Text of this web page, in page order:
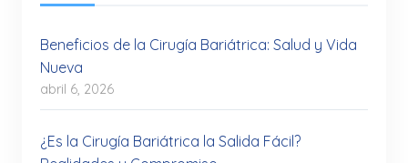
Beneficios de la Cirugía Bariátrica: Salud y Vida
Nueva
abril 6, 2026
¿Es la Cirugía Bariátrica la Salida Fácil?